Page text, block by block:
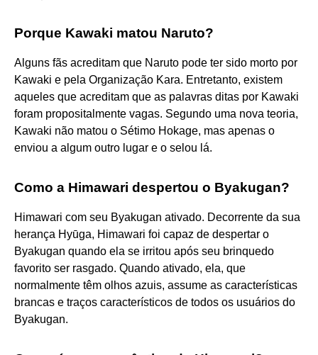
Porque Kawaki matou Naruto?
Alguns fãs acreditam que Naruto pode ter sido morto por
Kawaki e pela Organização Kara. Entretanto, existem
aqueles que acreditam que as palavras ditas por Kawaki
foram propositalmente vagas. Segundo uma nova teoria,
Kawaki não matou o Sétimo Hokage, mas apenas o
enviou a algum outro lugar e o selou lá.
Como a Himawari despertou o Byakugan?
Himawari com seu Byakugan ativado. Decorrente da sua
herança Hyūga, Himawari foi capaz de despertar o
Byakugan quando ela se irritou após seu brinquedo
favorito ser rasgado. Quando ativado, ela, que
normalmente têm olhos azuis, assume as características
brancas e traços característicos de todos os usuários do
Byakugan.